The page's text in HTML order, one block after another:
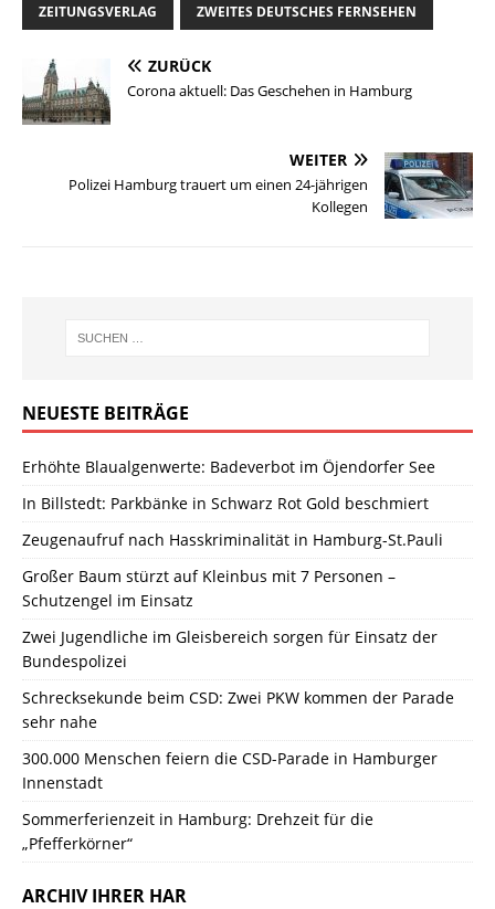
ZEITUNGSVERLAG ZWEITES DEUTSCHES FERNSEHEN
ZURÜCK
Corona aktuell: Das Geschehen in Hamburg
WEITER
Polizei Hamburg trauert um einen 24-jährigen
Kollegen
NEUESTE BEITRÄGE
Erhöhte Blaualgenwerte: Badeverbot im Öjendorfer See
In Billstedt: Parkbänke in Schwarz Rot Gold beschmiert
Zeugenaufruf nach Hasskriminalität in Hamburg-St.Pauli
Großer Baum stürzt auf Kleinbus mit 7 Personen –
Schutzengel im Einsatz
Zwei Jugendliche im Gleisbereich sorgen für Einsatz der
Bundespolizei
Schrecksekunde beim CSD: Zwei PKW kommen der Parade
sehr nahe
300.000 Menschen feiern die CSD-Parade in Hamburger
Innenstadt
Sommerferienzeit in Hamburg: Drehzeit für die
„Pfefferkörner“
ARCHIV IHRER HAR